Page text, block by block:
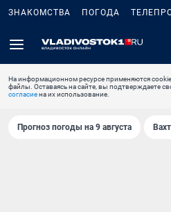
ЗНАКОМСТВА ПОГОДА
На информационном ресурсе применяются
файлы. Оставаясь на сайте, вы подтверждаете
согласиена их использование.
Прогноз погоды на 9 августа